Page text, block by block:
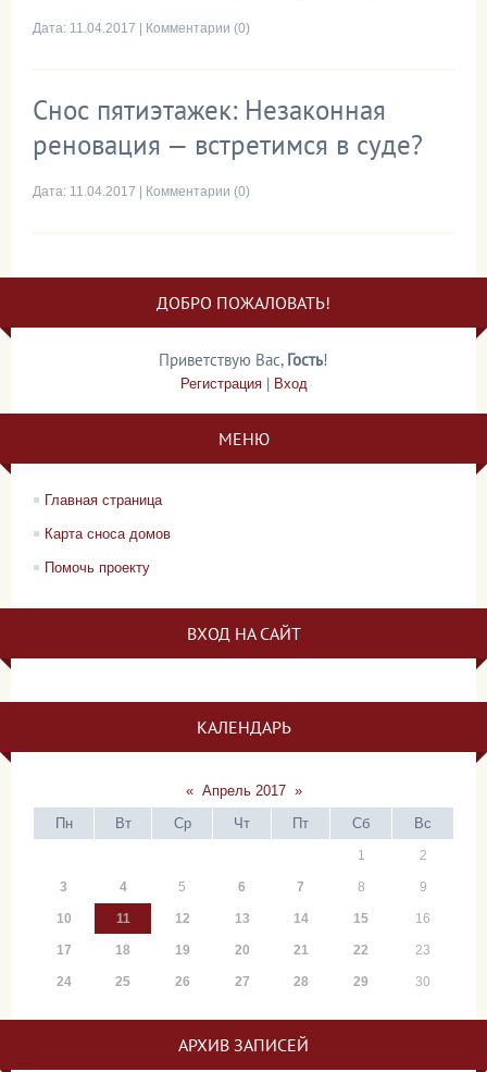
Дата: 11.04.2017 Комментарии (0)
Снос пятиэтажек: Незаконная
реновация — встретимся в суде?
Дата: 11.04.2017 Комментарии (0)
ДОБРО ПОЖАЛОВАТЬ!
Приветствую Вас, Гость!
Регистрация| Вход
МЕНЮ
Главная страница
Карта сноса домов
Помочь проекту
ВХОД НА САЙТ
КАЛЕНДАРЬ
« Апрель 2017 »
Пн
Вт Ср Чт Пт Сб Вс
1 2
3 4 5 6 7 8 9
10 11 12 13 14 15 16
17 18 19 20 21 22 23
24 25 26 27 28 29 30
АРХИВ ЗАПИСЕЙ